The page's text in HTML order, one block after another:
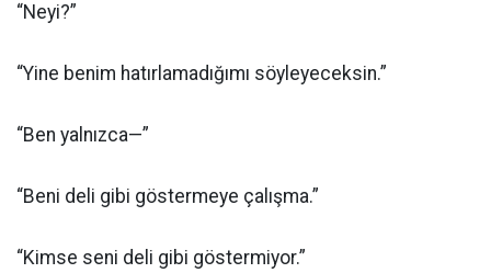
“Neyi?”
“Yine benim hatırlamadığımı söyleyeceksin.”
“Ben yalnızca—”
“Beni deli gibi göstermeye çalışma.”
“Kimse seni deli gibi göstermiyor.”